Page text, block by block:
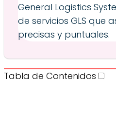
General Logistics
de servicios GLS que
precisas y puntuales.
Tabla de Contenidos